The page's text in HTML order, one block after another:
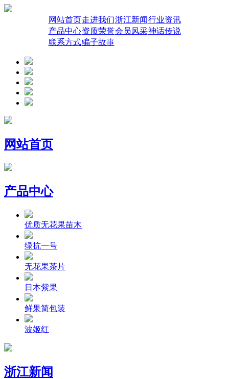
网站首页走进我们浙江新闻行业资讯
产品中心资质荣誉会员风采神话传说
联系方式骗子故事
网站首页
产品中心
优质无花果苗木
绿抗一号
无花果茶片
日本紫果
鲜果简包装
波姬红
浙江新闻